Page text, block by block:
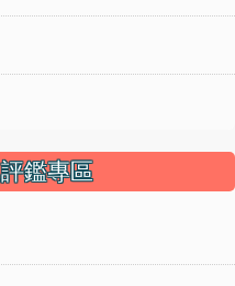
鑑專區